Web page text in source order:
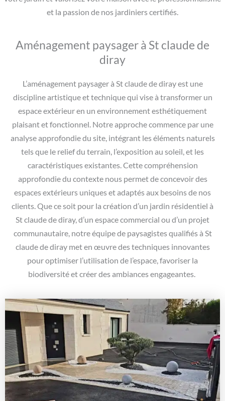
et la passion de nos jardiniers certifiés.
Aménagement paysager à St claude de
diray
L’aménagement paysager à St claude de diray est une
discipline artistique et technique qui vise à transformer un
espace extérieur en un environnement esthétiquement
plaisant et fonctionnel. Notre approche commence par une
analyse approfondie du site, intégrant les éléments naturels
tels que le relief du terrain, l’exposition au soleil, et les
caractéristiques existantes. Cette compréhension
approfondie du contexte nous permet de concevoir des
espaces extérieurs uniques et adaptés aux besoins de nos
clients. Que ce soit pour la création d’un jardin résidentiel à
St claude de diray, d’un espace commercial ou d’un projet
communautaire, notre équipe de paysagistes qualifiés à St
claude de diray met en œuvre des techniques innovantes
pour optimiser l’utilisation de l’espace, favoriser la
biodiversité et créer des ambiances engageantes.